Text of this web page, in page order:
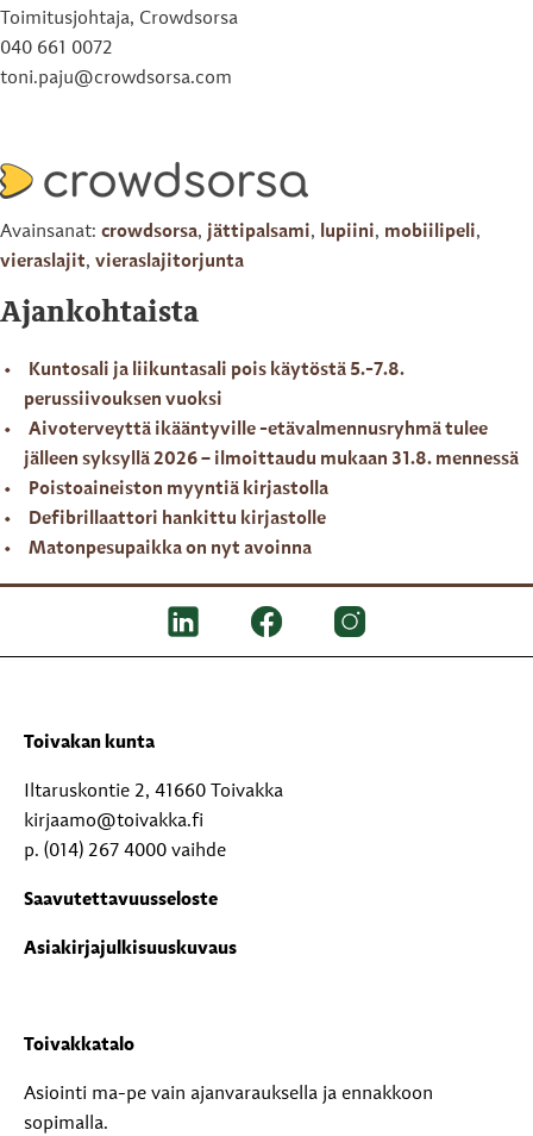
Toimitusjohtaja, Crowdsorsa
040 661 0072
toni.paju@crowdsorsa.com
Avainsanat: crowdsorsa, jättipalsami, lupiini, mobiilipeli,
vieraslajit, vieraslajitorjunta
Ajankohtaista
Kuntosali ja liikuntasali pois käytöstä 5.-7.8.
perussiivouksen vuoksi
Aivoterveyttä ikääntyville -etävalmennusryhmä tulee
jälleen syksyllä 2026 – ilmoittaudu mukaan 31.8. mennessä
Poistoaineiston myyntiä kirjastolla
Defibrillaattori hankittu kirjastolle
Matonpesupaikka on nyt avoinna
Toivakan kunta
Iltaruskontie 2, 41660 Toivakka
kirjaamo@toivakka.fi
p. (014) 267 4000 vaihde
Saavutettavuusseloste
Asiakirjajulkisuuskuvaus
Toivakkatalo
Asiointi ma-pe vain ajanvarauksella ja ennakkoon
sopimalla.